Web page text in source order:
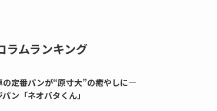
ラムランキング
の定番パンが“原寸大”の癒やしに―
パン「ネオバタくん」